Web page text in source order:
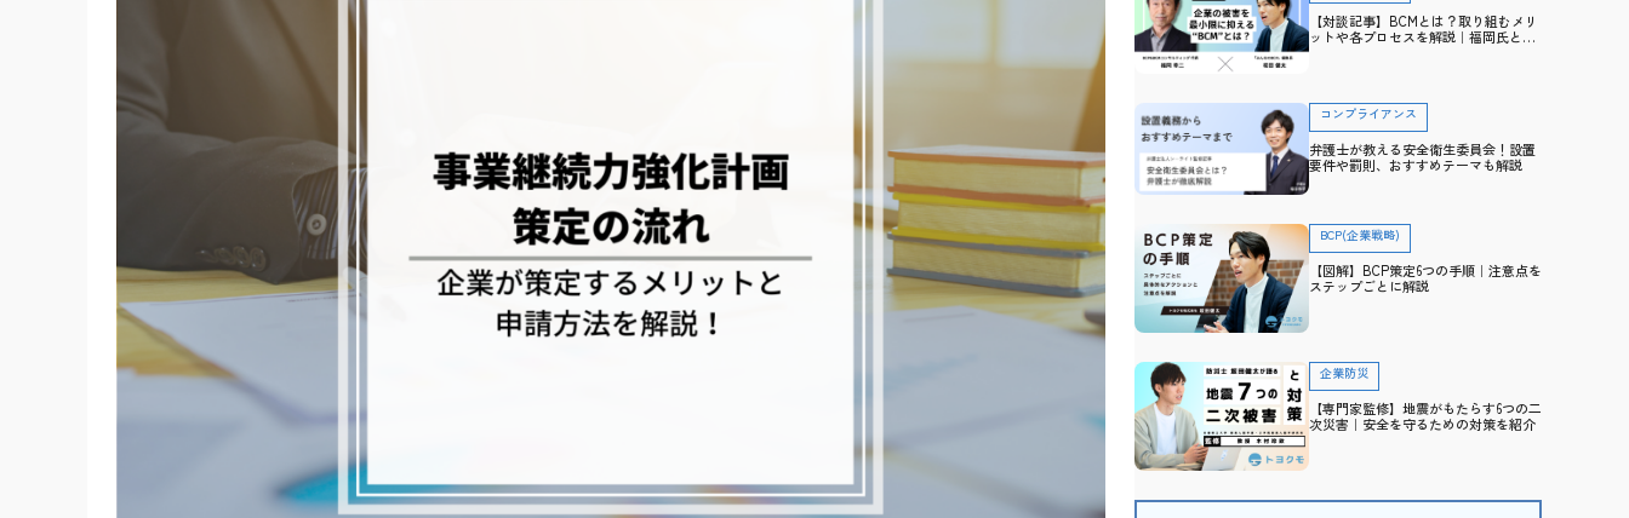
【対談記事】BCMとは？取り組むメリ
ットや各プロセスを解説｜福岡氏と防
コンプライアンス
弁護士が教える安全衛生委員会！設置
要件や罰則、おすすめテーマも解説
BCP(企業戦略)
【図解】BCP策定6つの手順｜注意点を
ステップごとに解説
企業防災
【専門家監修】地震がもたらす6つの二
次災害｜安全を守るための対策を紹介